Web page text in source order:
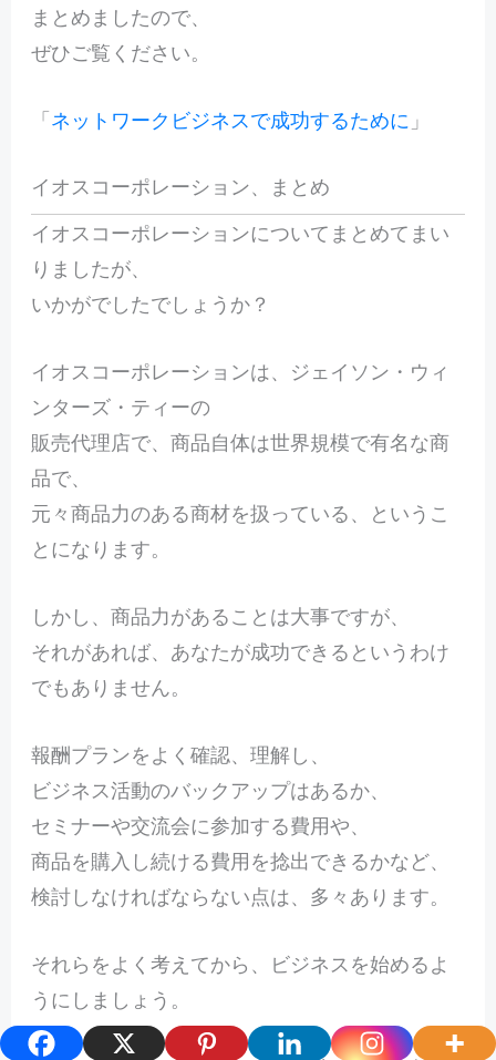
まとめましたので、
ぜひご覧ください。
「ネットワークビジネスで成功するために 」
イオスコーポレーション、まとめ
イオスコーポレーションについてまとめてまい
りましたが、
いかがでしたでしょうか？
イオスコーポレーションは、ジェイソン・ウィ
ンターズ・ティーの
販売代理店で、商品自体は世界規模で有名な商
品で、
元々商品力のある商材を扱っている、というこ
とになります。
しかし、商品力があることは大事ですが、
それがあれば、あなたが成功できるというわけ
でもありません。
報酬プランをよく確認、理解し、
ビジネス活動のバックアップはあるか、
セミナーや交流会に参加する費用や、
商品を購入し続ける費用を捻出できるかなど、
検討しなければならない点は、多々あります。
それらをよく考えてから、ビジネスを始めるよ
うにしましょう。